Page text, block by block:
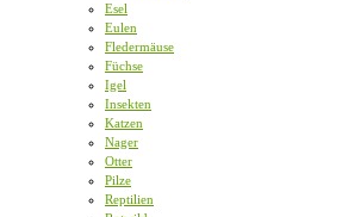
Esel
Eulen
Fledermäuse
Füchse
Igel
Insekten
Katzen
Nager
Otter
Pilze
Reptilien